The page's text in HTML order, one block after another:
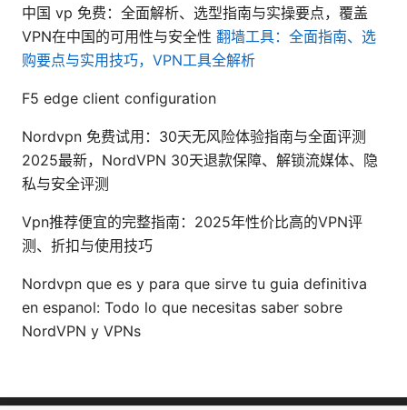
中国 vp 免费：全面解析、选型指南与实操要点，覆盖
VPN在中国的可用性与安全性 翻墙工具：全面指南、选
购要点与实用技巧，VPN工具全解析
F5 edge client configuration
Nordvpn 免费试用：30天无风险体验指南与全面评测
2025最新，NordVPN 30天退款保障、解锁流媒体、隐
私与安全评测
Vpn推荐便宜的完整指南：2025年性价比高的VPN评
测、折扣与使用技巧
Nordvpn que es y para que sirve tu guia definitiva
en espanol: Todo lo que necesitas saber sobre
NordVPN y VPNs